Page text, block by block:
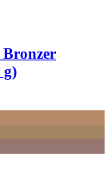
Bronzer
g)